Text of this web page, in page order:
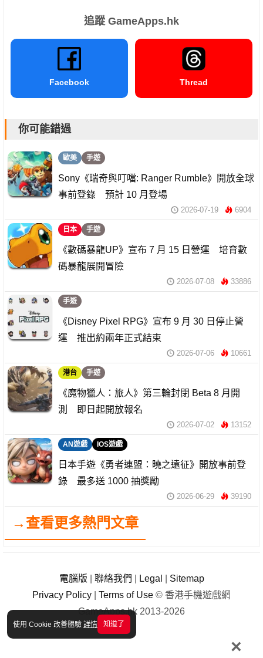
使用 Cookie 改善體驗 詳情 知道了
×
追蹤 GameApps.hk
Facebook Thread
你可能錯過
歐美 手遊
Sony《瑞奇與叮噹: Ranger Rumble》開放全球
事前登錄 預計 10 月登場
2026-07-19 6904
日本 手遊
《數碼暴龍UP》宣布 7 月 15 日營運 培育數
碼暴龍展開冒險
2026-07-08 33886
手遊
《Disney Pixel RPG》宣布 9 月 30 日停止營
運 推出約兩年正式結束
2026-07-06 10661
港台 手遊
《魔物獵人：旅人》第三輪封閉 Beta 8 月開
測 即日起開放報名
2026-07-02 13152
AN遊戲 IOS遊戲
日本手遊《勇者連盟：曉之遠征》開放事前登
錄 最多送 1000 抽獎勵
2026-06-29 39190
→查看更多熱門文章
電腦版 聯絡我們 Legal
Sitemap
Privacy Policy
Terms of Use © 香港手機遊戲網
GameApps.hk 2013-2026